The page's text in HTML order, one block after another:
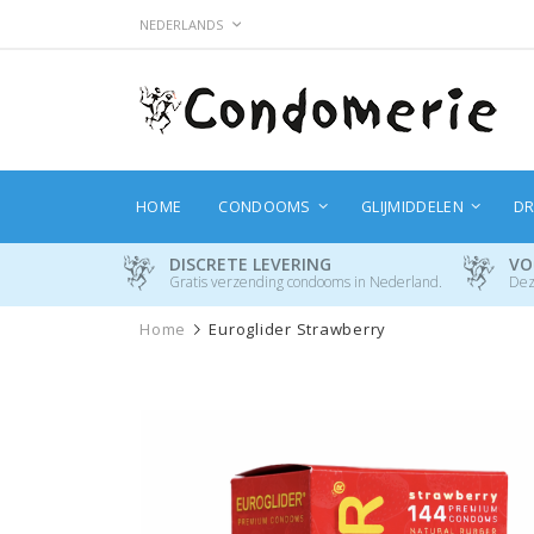
Ga
inhoud
TAAL
NEDERLANDS
HOME CONDOOMS GLIJMIDDELEN
DISCRETE LEVERING
Gratis verzending condooms in Nederland.
Home Euroglider Strawberry